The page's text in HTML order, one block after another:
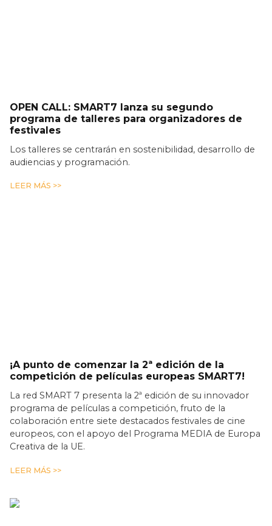
OPEN CALL: SMART7 lanza su segundo
programa de talleres para organizadores de
festivales
Los talleres se centrarán en sostenibilidad, desarrollo de
audiencias y programación.
LEER MÁS >>
¡A punto de comenzar la 2ª edición de la
competición de películas europeas SMART7!
La red SMART 7 presenta la 2ª edición de su innovador
programa de películas a competición, fruto de la
colaboración entre siete destacados festivales de cine
europeos, con el apoyo del Programa MEDIA de Europa
Creativa de la UE.
LEER MÁS >>